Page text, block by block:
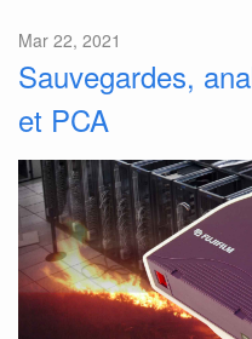
Mar 22, 2021
Sauvegardes,
et PCA